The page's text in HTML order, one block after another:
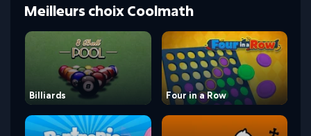
Meilleurs choix Coolmath
Billiards Four in a Row